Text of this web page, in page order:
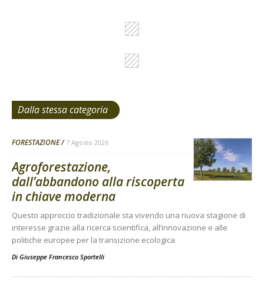
Dalla stessa categoria
FORESTAZIONE 7 Agosto 2026
Agroforestazione,
dall’abbandono alla riscoperta
in chiave moderna
Questo approccio tradizionale sta vivendo una nuova stagione di
interesse grazie alla ricerca scientifica, all’innovazione e alle
politiche europee per la transizione ecologica
Di Giuseppe Francesco Sportelli